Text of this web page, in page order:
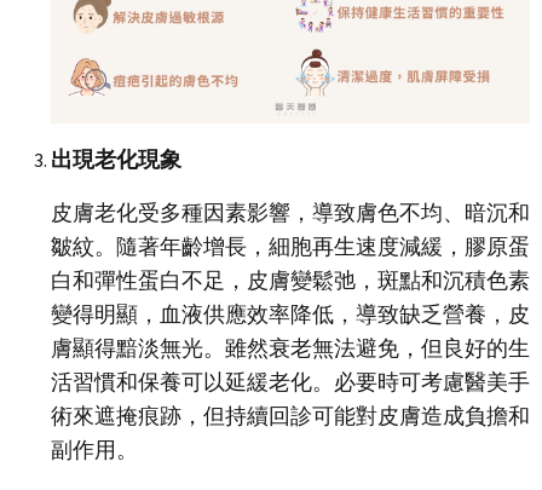
出現老化現象
皮膚老化受多種因素影響，導致膚色不均、暗沉和
皺紋。隨著年齡增長，細胞再生速度減緩，膠原蛋
白和彈性蛋白不足，皮膚變鬆弛，斑點和沉積色素
變得明顯，血液供應效率降低，導致缺乏營養，皮
膚顯得黯淡無光。雖然衰老無法避免，但良好的生
活習慣和保養可以延緩老化。必要時可考慮醫美手
術來遮掩痕跡，但持續回診可能對皮膚造成負擔和
副作用。